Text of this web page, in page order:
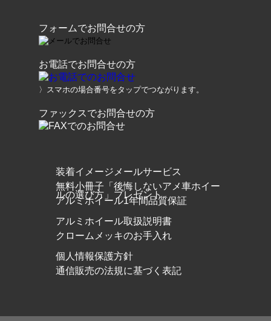
フォームでお問合せの方
お電話でお問合せの方
〉スマホの場合番号をタップでつながります。
ファックスでお問合せの方
装着イメージメールサービス
無料小冊子「後悔しないアメ車ホイー
ルの選び方」プレゼント
アルミホイール1年間品質保証
アルミホイール取扱説明書
クロームメッキのお手入れ
個人情報保護方針
通信販売の法規に基づく表記